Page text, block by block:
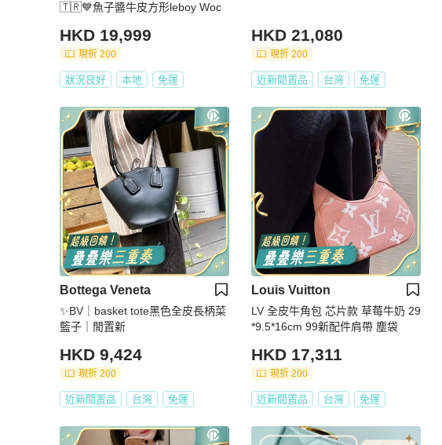
🇹🇷💙魚子醬牛皮方形leboy Woc
HKD 19,999
現折 200
狀況良好 本地 免運
HKD 21,080
現折 200
近新閒置品 台灣 免運
Bottega Veneta
✨BV｜basket tote黑色全皮長柄菜
籃子｜閒置新
HKD 9,424
現折 200
近新閒置品 台灣 免運
Louis Vuitton
LV 全皮牛角包 芯片款 草莓牛奶 29
*9.5*16cm 99新配件肩帶 塵袋
HKD 17,311
現折 200
近新閒置品 台灣 免運